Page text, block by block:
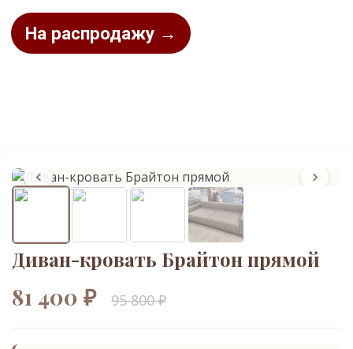
Диван-кровать Брайтон прямой
81 400 ₽ 95 800 ₽